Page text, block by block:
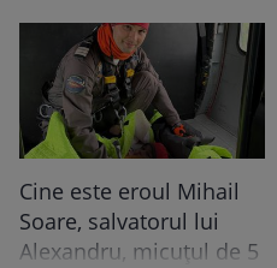
Evaluarea Națională. Ce
a povestit solista acum
a stârnit un val de
reacții “Primul pe lista
lui de…”
Cine este eroul Mihail
Soare, salvatorul lui
Alexandru, micuțul de 5